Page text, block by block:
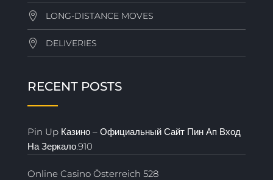
LONG-DISTANCE MOVES
DELIVERIES
RECENT POSTS
Pin Up Казино – Официальный Сайт Пин Ап Вход
На Зеркало.910
Online Casino Österreich 528